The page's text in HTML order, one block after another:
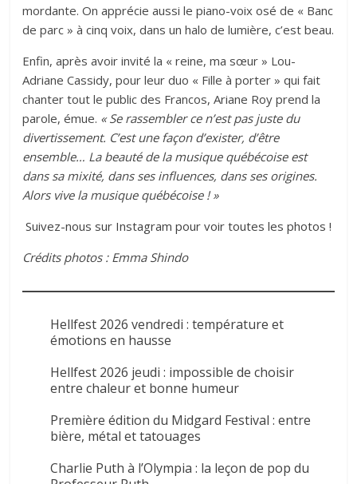
mordante. On apprécie aussi le piano-voix osé de « Banc
de parc » à cinq voix, dans un halo de lumière, c’est beau.
Enfin, après avoir invité la « reine, ma sœur » Lou-
Adriane Cassidy, pour leur duo « Fille à porter » qui fait
chanter tout le public des Francos, Ariane Roy prend la
parole, émue. « Se rassembler ce n’est pas juste du
divertissement. C’est une façon d’exister, d’être
ensemble… La beauté de la musique québécoise est
dans sa mixité, dans ses influences, dans ses origines.
Alors vive la musique québécoise ! »
Suivez-nous sur Instagram pour voir toutes les photos !
Crédits photos : Emma Shindo
Hellfest 2026 vendredi : température et
émotions en hausse
Hellfest 2026 jeudi : impossible de choisir
entre chaleur et bonne humeur
Première édition du Midgard Festival : entre
bière, métal et tatouages
Charlie Puth à l’Olympia : la leçon de pop du